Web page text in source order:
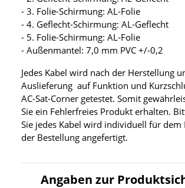
- 3. Folie-Schirmung: AL-Folie
- 4. Geflecht-Schirmung: AL-Geflecht
- 5. Folie-Schirmung: AL-Folie
- Außenmantel: 7,0 mm PVC +/-0,2
Jedes Kabel wird nach der Herstellung
Auslieferung auf Funktion und
AC-Sat-Corner getestet. Somit
Sie ein Fehlerfreies Produkt erhalten.
Sie jedes Kabel wird individuell für dem
der Bestellung angefertigt.
Angaben zur